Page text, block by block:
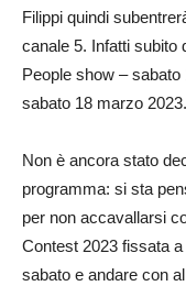
Filippi quindi
canale 5. Infatti subito
People show –
sabato 18 marzo 2023.
Non è ancora stato
programma: si sta
per non accavallarsi
Contest 2023 fissata
sabato e andare con